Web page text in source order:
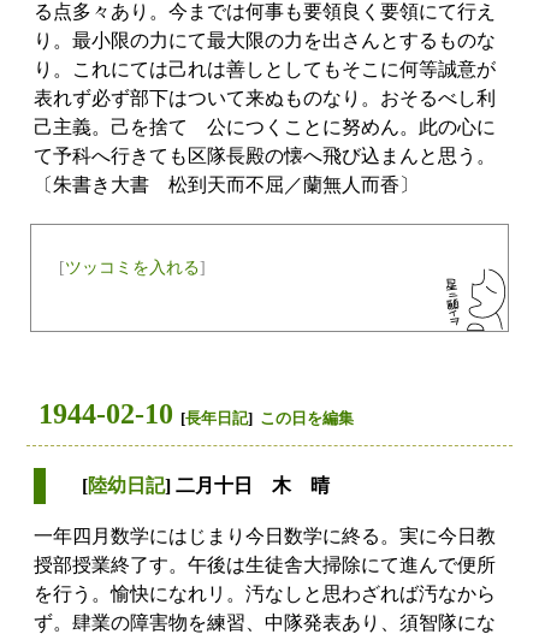
る点多々あり。今までは何事も要領良く要領にて行え
り。最小限の力にて最大限の力を出さんとするものな
り。これにては己れは善しとしてもそこに何等誠意が
表れず必ず部下はついて来ぬものなり。おそるべし利
己主義。己を捨てゝ公につくことに努めん。此の心に
て予科へ行きても区隊長殿の懐へ飛び込まんと思う。
〔朱書き大書 松到天而不屈／蘭無人而香〕
[ツッコミを入れる]
1944-02-10 [長年日記] この日を編集
[陸幼日記] 二月十日 木 晴
一年四月数学にはじまり今日数学に終る。実に今日教
授部授業終了す。午後は生徒舎大掃除にて進んで便所
を行う。愉快になれリ。汚なしと思わざれば汚なから
ず。肆業の障害物を練習、中隊発表あり、須智隊にな